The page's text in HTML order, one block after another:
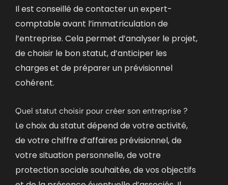
Il est conseillé de contacter un expert-
comptable avant l’immatriculation de
l’entreprise. Cela permet d’analyser le projet,
de choisir le bon statut, d’anticiper les
charges et de préparer un prévisionnel
cohérent.
Quel statut choisir pour créer son entreprise ?
Le choix du statut dépend de votre activité,
de votre chiffre d’affaires prévisionnel, de
votre situation personnelle, de votre
protection sociale souhaitée, de vos objectifs